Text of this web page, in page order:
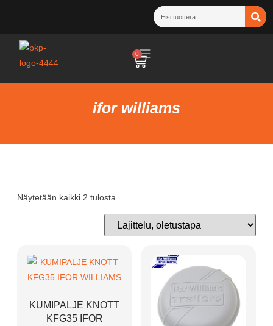
0
ifor williams
Näytetään kaikki 2 tulosta
KUMIPALJE KNOTT
KFG35 IFOR